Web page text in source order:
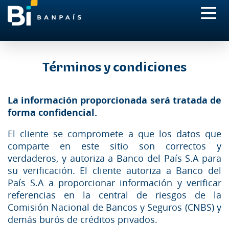
Términos y condiciones
La información proporcionada será tratada de
forma confidencial.
El cliente se compromete a que los datos que
comparte en este sitio son correctos y
verdaderos, y autoriza a Banco del País S.A para
su verificación. El cliente autoriza a Banco del
País S.A a proporcionar información y verificar
referencias en la central de riesgos de la
Comisión Nacional de Bancos y Seguros (CNBS) y
demás burós de créditos privados.